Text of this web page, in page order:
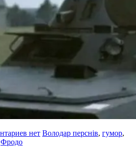
нет Володар перснів, гумор,
Фродо